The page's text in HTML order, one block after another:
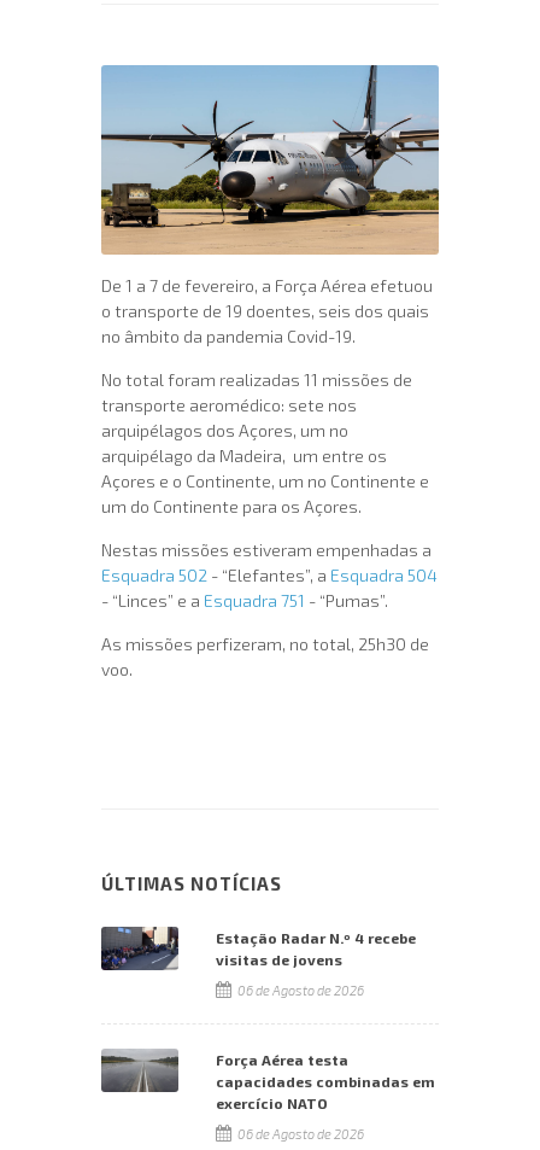
De 1 a 7 de fevereiro, a Força Aérea efetuou
o transporte de 19 doentes, seis dos quais
no âmbito da pandemia Covid-19.
No total foram realizadas 11 missões de
transporte aeromédico: sete nos
arquipélagos dos Açores, um no
arquipélago da Madeira, um entre os
Açores e o Continente, um no Continente e
um do Continente para os Açores.
Nestas missões estiveram empenhadas a
Esquadra 502 - “Elefantes”, a Esquadra 504
- “Linces” e a Esquadra 751 - “Pumas”.
As missões perfizeram, no total, 25h30 de
voo.
ÚLTIMAS NOTÍCIAS
Estação Radar N.º 4 recebe
visitas de jovens
06 de Agosto de 2026
Força Aérea testa
capacidades combinadas em
exercício NATO
06 de Agosto de 2026